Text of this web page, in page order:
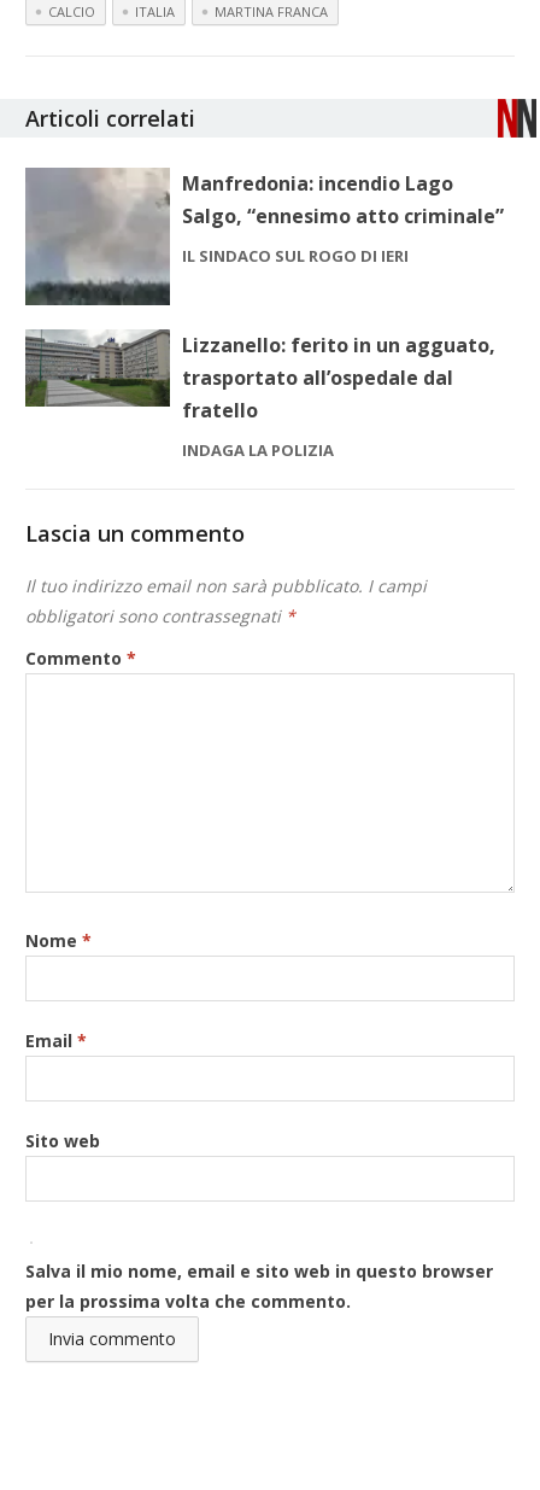
CALCIO ITALIA MARTINA FRANCA
Articoli correlati
Manfredonia: incendio Lago
Salgo, “ennesimo atto criminale”
IL SINDACO SUL ROGO DI IERI
Lizzanello: ferito in un agguato,
trasportato all’ospedale dal
fratello
INDAGA LA POLIZIA
Lascia un commento
Il tuo indirizzo email non sarà pubblicato. I campi
obbligatori sono contrassegnati *
Commento*
Nome*
Email*
Sito web
Salva il mio nome, email e sito web in questo browser
per la prossima volta che commento.